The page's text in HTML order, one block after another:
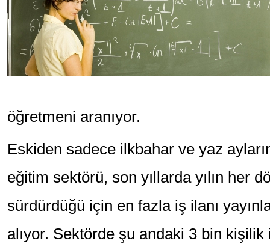
öğretmeni aranıyor.
Eskiden sadece ilkbahar ve yaz
eğitim sektörü, son yıllarda yılın her
sürdürdüğü için en fazla iş ilanı
alıyor. Sektörde şu andaki 3 bin kişilik